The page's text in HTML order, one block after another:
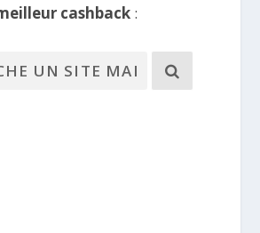
cashback :